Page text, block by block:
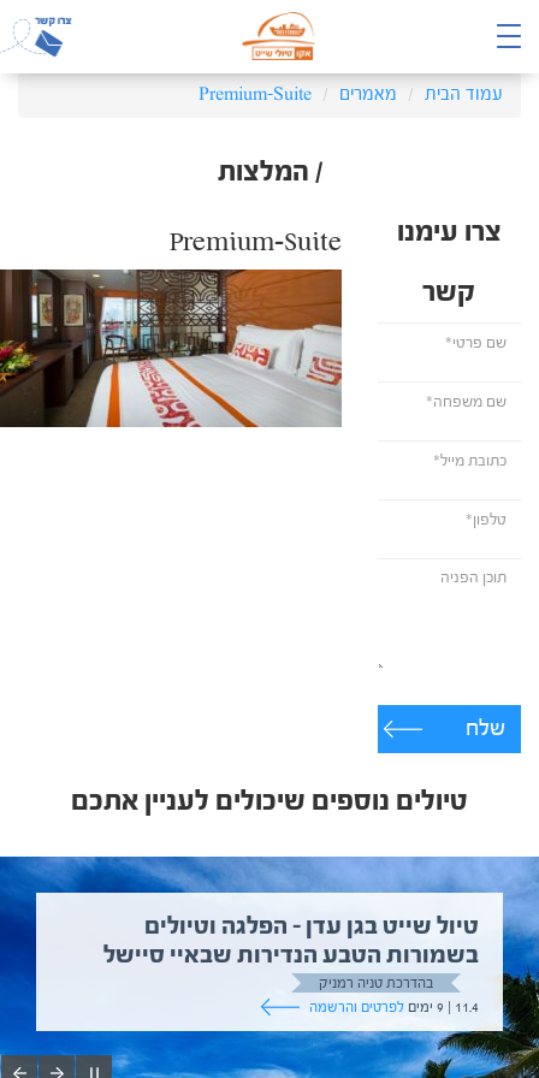
עמוד הבית מאמרים Premium-Suite
/ המלצות
צרו עימנו
קשר
שלח
Premium-Suite
טיולים נוספים שיכולים לעניין אתכם
טיול שייט בגן עדן – הפלגה וטיולים
בשמורות הטבע הנדירות שבאיי סיישל
בהדרכת טניה רמניק
11.4 | 9 ימים
לפרטים והרשמה